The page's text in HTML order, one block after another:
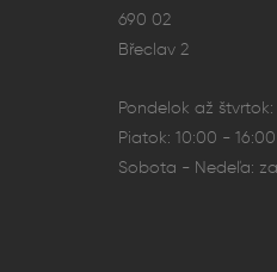
690 02
Břeclav 2
Pondelok až
Piatok: 10:00 - 16:00
Sobota - Nedeľa: